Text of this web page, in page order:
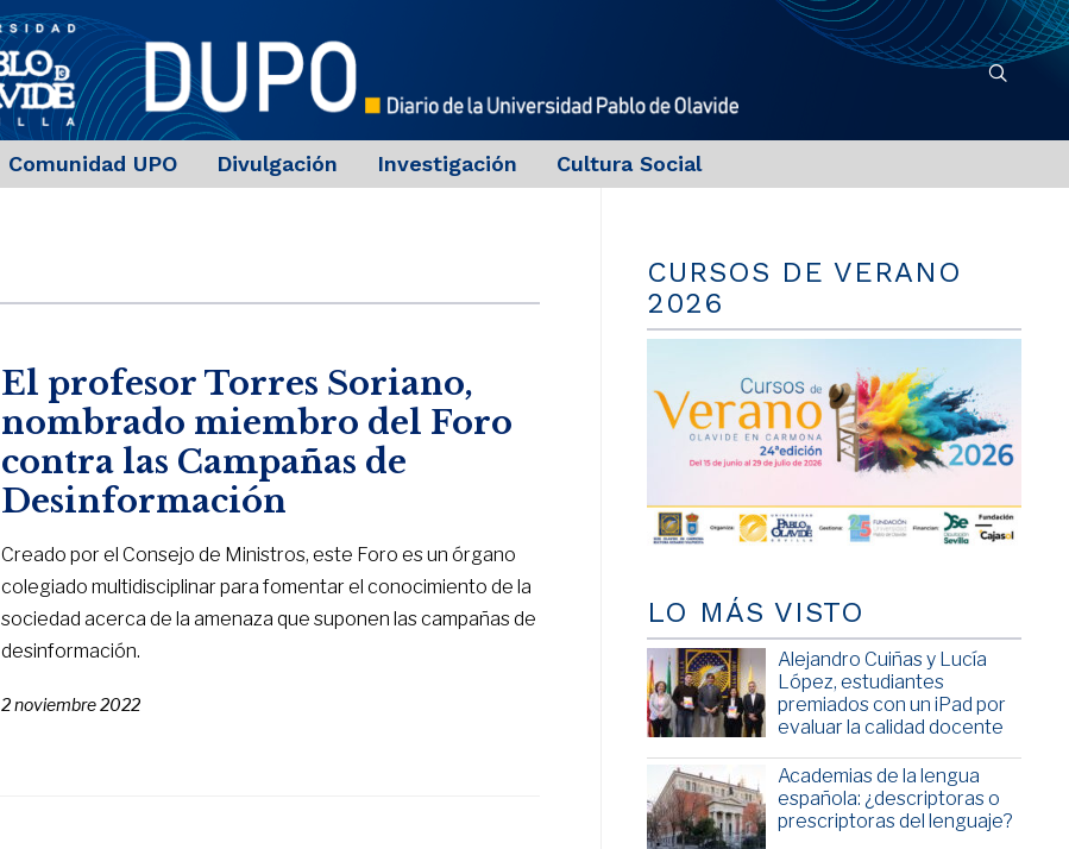
Comunidad UPO Divulgación Investigación Cultura Social
El profesor Torres Soriano,
nombrado miembro del Foro
contra las Campañas de
Desinformación
Creado por el Consejo de Ministros, este Foro es un órgano
colegiado multidisciplinar para fomentar el conocimiento de la
sociedad acerca de la amenaza que suponen las campañas de
desinformación.
2 noviembre 2022
CURSOS DE VERANO
2026
LO MÁS VISTO
Alejandro Cuiñas y Lucía
López, estudiantes
premiados con un iPad por
evaluar la calidad docente
Academias de la lengua
española: ¿descriptoras o
prescriptoras del lenguaje?